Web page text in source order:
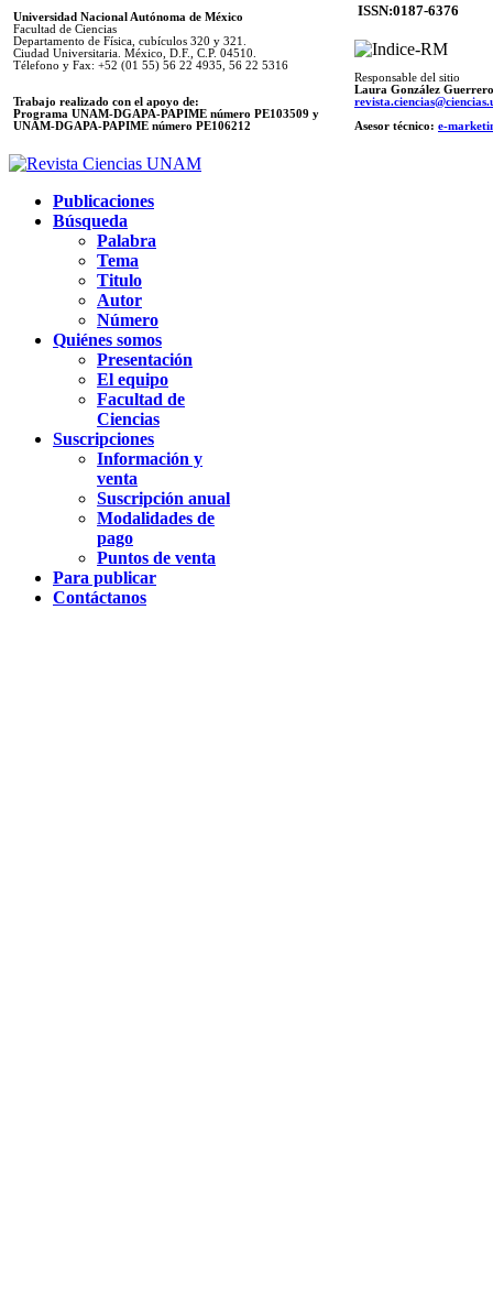
Universidad Nacional Autónoma de México
Facultad de Ciencias
Departamento de Física, cubículos 320 y 321.
Ciudad Universitaria. México, D.F., C.P. 04510.
Télefono y Fax: +52 (01 55) 56 22 4935, 56 22 5316
Trabajo realizado con el apoyo de:
Programa UNAM-DGAPA-PAPIME número PE103509 y
UNAM-DGAPA-PAPIME número PE106212
ISSN:0187-6376
Responsable del sitio
Laura González Guerrero
Asesor técnico: e-
Publicaciones
Búsqueda
Palabra
Tema
Titulo
Autor
Número
Quiénes somos
Presentación
El equipo
Facultad de
Ciencias
Suscripciones
Información y
venta
Suscripción anual
Modalidades de
pago
Puntos de venta
Para publicar
Contáctanos